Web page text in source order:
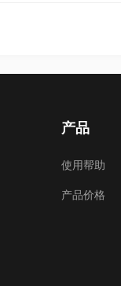
产品
使用帮助
产品价格